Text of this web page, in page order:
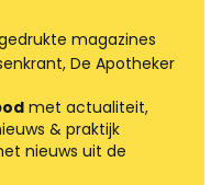
magazines
De Apotheker
met actualiteit,
& praktijk
nieuws uit de